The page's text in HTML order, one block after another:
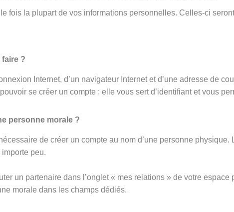
fois la plupart de vos informations personnelles. Celles-ci
?
Internet, d’un navigateur Internet et d’une adresse de
se créer un compte : elle vous sert d’identifiant et vous
personne morale ?
de créer un compte au nom d’une personne
peu.
un partenaire dans l’onglet « mes relations » de votre
morale dans les champs dédiés.